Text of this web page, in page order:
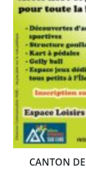
CANTON